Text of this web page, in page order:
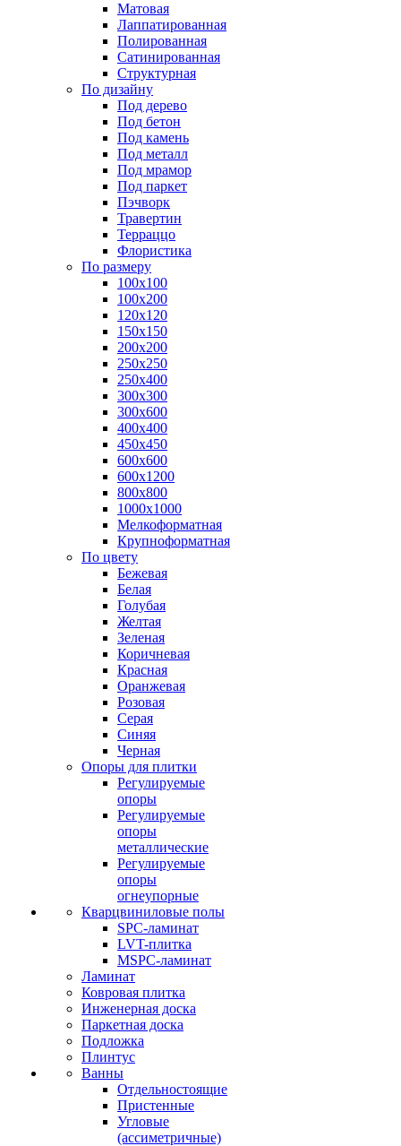
Матовая
Лаппатированная
Полированная
Сатинированная
Структурная
По дизайну
Под дерево
Под бетон
Под камень
Под металл
Под мрамор
Под паркет
Пэчворк
Травертин
Терраццо
Флористика
По размеру
100х100
100х200
120х120
150х150
200х200
250х250
250х400
300х300
300х600
400х400
450х450
600х600
600х1200
800х800
1000х1000
Мелкоформатная
Крупноформатная
По цвету
Бежевая
Белая
Голубая
Желтая
Зеленая
Коричневая
Красная
Оранжевая
Розовая
Серая
Синяя
Черная
Опоры для плитки
Регулируемые
опоры
Регулируемые
опоры
металлические
Регулируемые
опоры
огнеупорные
Кварцвиниловые полы
SPC-ламинат
LVT-плитка
MSPC-ламинат
Ламинат
Ковровая плитка
Инженерная доска
Паркетная доска
Подложка
Плинтус
Ванны
Отдельностоящие
Пристенные
Угловые
(ассиметричные)